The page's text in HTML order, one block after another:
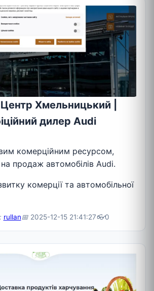
Хмельницький |
дилер Audi
комерційним ресурсом,
продаж автомобілів Audi.
комерції та автомобільної
rullan📅2025-12-15 21:41:27👓0